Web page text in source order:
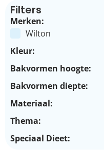
Filters
Merken:
Wilton
Kleur:
Bakvormen hoogte:
Bakvormen diepte:
Materiaal:
Thema:
Speciaal Dieet: